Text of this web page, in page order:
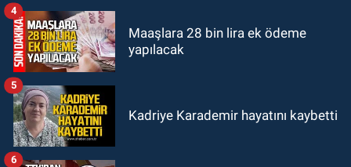
Maaşlara 28 bin lira ek ödeme
yapılacak
4
Kadriye Karademir hayatını kaybetti
5
6